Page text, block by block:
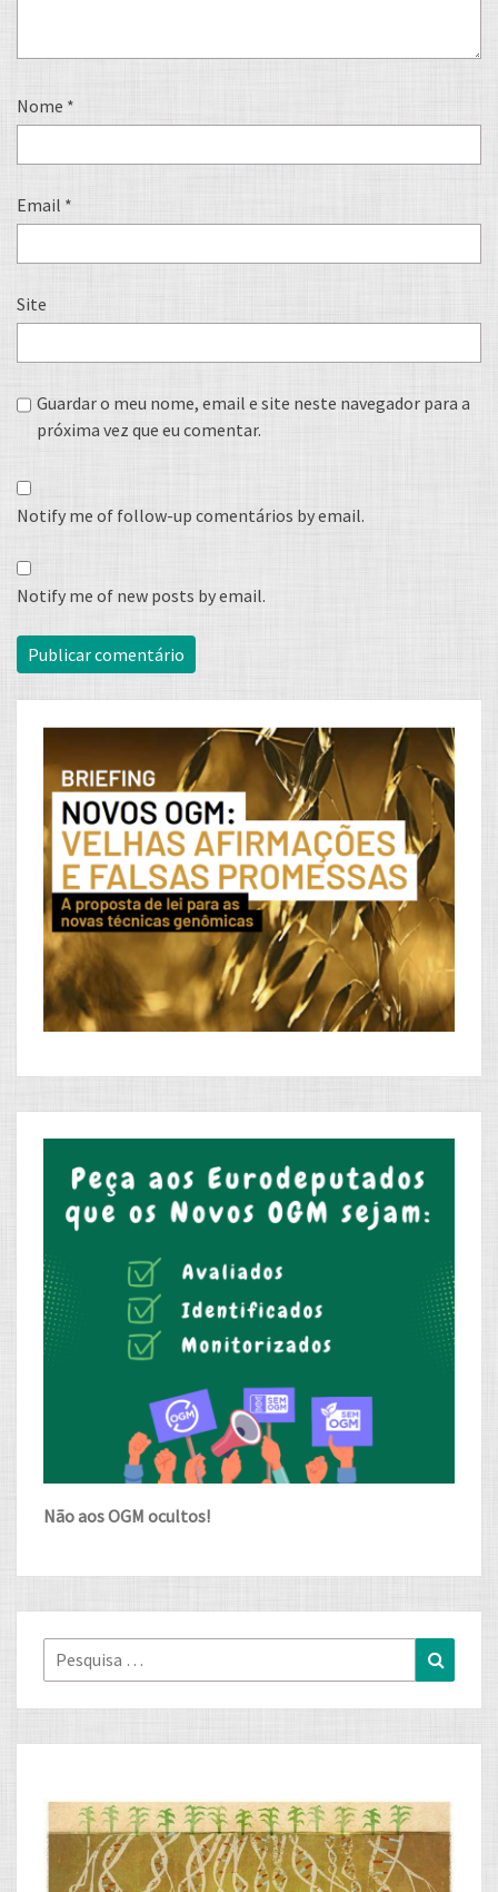
Nome *
Email *
Site
Guardar o meu nome, email e site neste navegador para a
próxima vez que eu comentar.
Notify me of follow-up comentários by email.
Notify me of new posts by email.
Não aos OGM ocultos!
Pesquisa
for: